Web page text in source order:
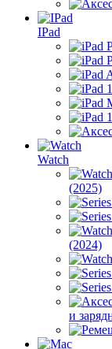
IPad
Watch
(2025)
(2024)
и